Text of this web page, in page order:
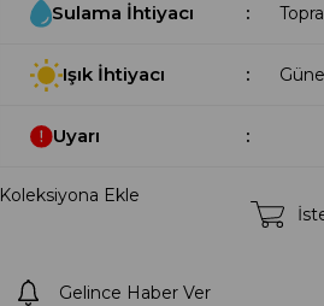
Sulama İhtiyacı
Işık İhtiyacı
Uyarı
Koleksiyona Ekle
Gelince Haber Ver